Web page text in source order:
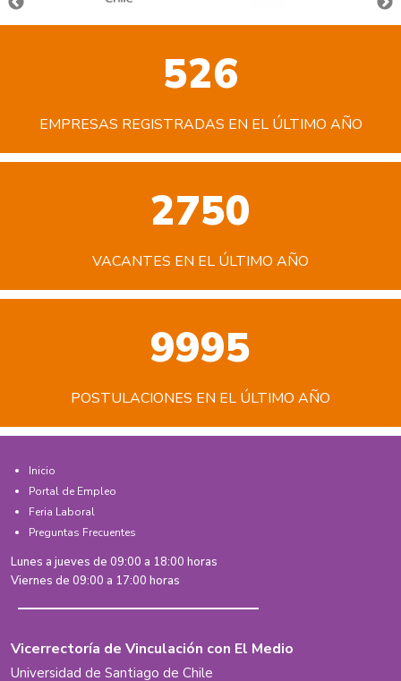
526
EMPRESAS REGISTRADAS EN EL ÚLTIMO AÑO
2750
VACANTES EN EL ÚLTIMO AÑO
9995
POSTULACIONES EN EL ÚLTIMO AÑO
Inicio
Portal de Empleo
Feria Laboral
Preguntas Frecuentes
Lunes a jueves de 09:00 a 18:00 horas
Viernes de 09:00 a 17:00 horas
Vicerrectoría de Vinculación con El Medio
Universidad de Santiago de Chile